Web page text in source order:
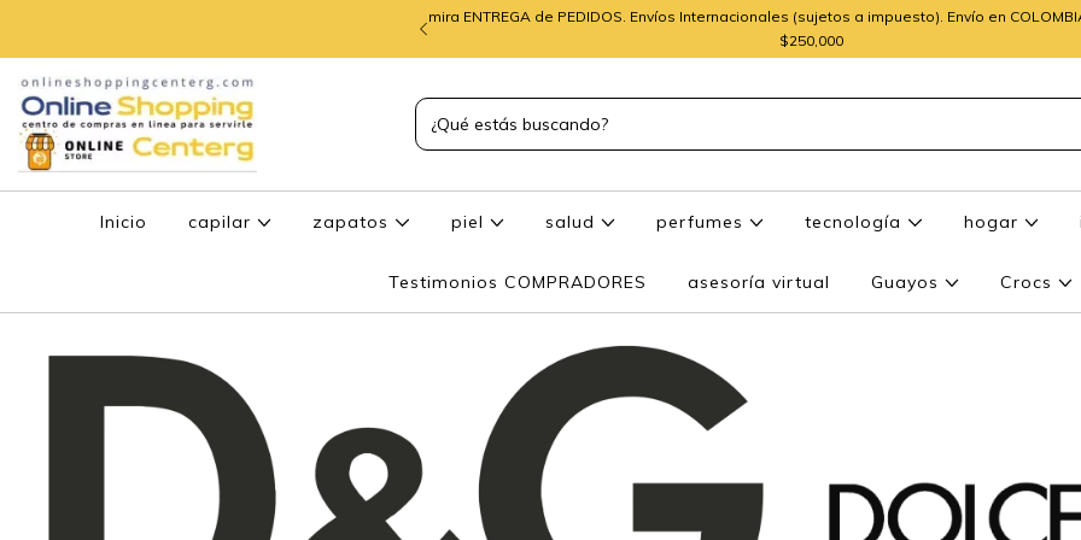
mira ENTREGA de PEDIDOS. Envíos Internacionales (sujetos a impuesto). Envío en
$250,000
Inicio capilar zapatos piel salud perfumes tecnología hogar
Testimonios COMPRADORES asesoría virtual Guayos Crocs